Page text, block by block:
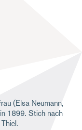
(Elsa Neumann,
1899. Stich nach